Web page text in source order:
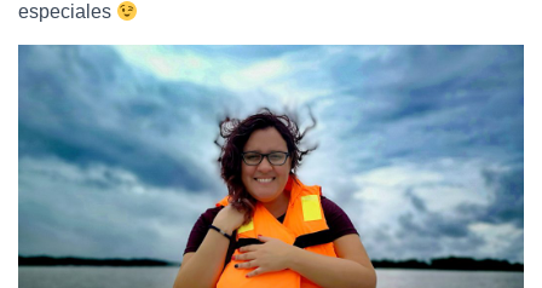
especiales